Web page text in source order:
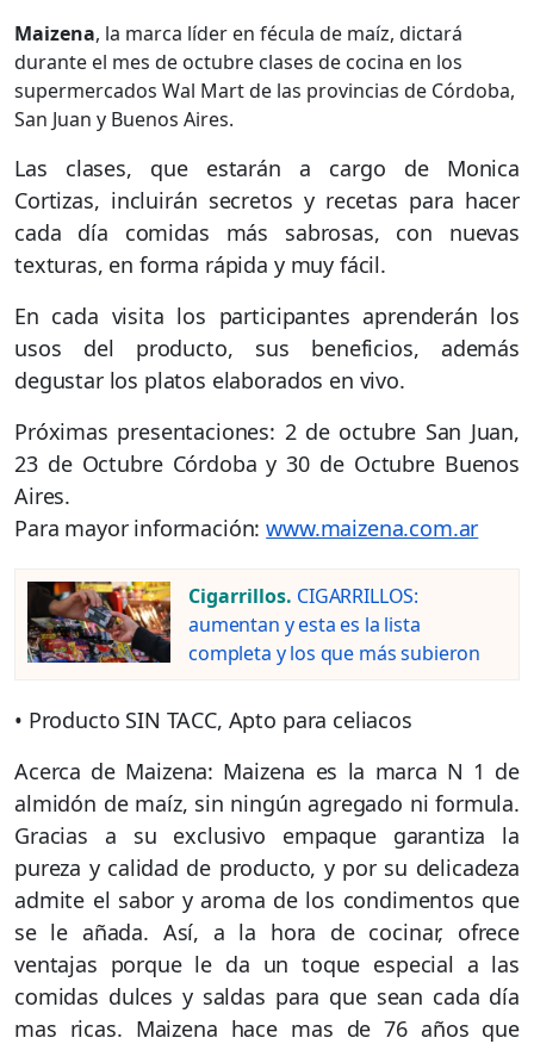
Maizena, la marca líder en fécula de maíz, dictará
durante el mes de octubre clases de cocina en los
supermercados Wal Mart de las provincias de Córdoba,
San Juan y Buenos Aires.
Las clases, que estarán a cargo de Monica
Cortizas, incluirán secretos y recetas para hacer
cada día comidas más sabrosas, con nuevas
texturas, en forma rápida y muy fácil.
En cada visita los participantes aprenderán los
usos del producto, sus beneficios, además
degustar los platos elaborados en vivo.
Próximas presentaciones: 2 de octubre San Juan,
23 de Octubre Córdoba y 30 de Octubre Buenos
Aires.
Para mayor información:www.maizena.com.ar
Cigarrillos. CIGARRILLOS:
aumentan y esta es la lista
completa y los que más subieron
• Producto SIN TACC, Apto para celiacos
Acerca de Maizena: Maizena es la marca N 1 de
almidón de maíz, sin ningún agregado ni formula.
Gracias a su exclusivo empaque garantiza la
pureza y calidad de producto, y por su delicadeza
admite el sabor y aroma de los condimentos que
se le añada. Así, a la hora de cocinar, ofrece
ventajas porque le da un toque especial a las
comidas dulces y saldas para que sean cada día
mas ricas. Maizena hace mas de 76 años que